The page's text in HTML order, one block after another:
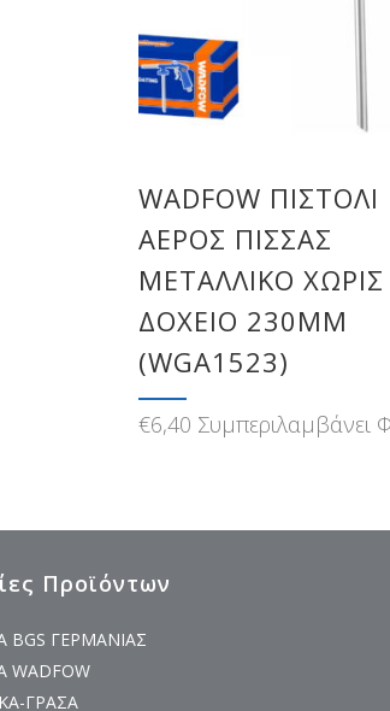
WADFOW ΠΙΣΤΟΛΙ
ΑΕΡΟΣ ΠΙΣΣΑΣ
ΜΕΤΑΛΛΙΚΟ ΧΩΡΙΣ
ΔΟΧΕΙΟ 230MM
(WGA1523)
€6,40 Συμπεριλαμβάνει
Προϊόντων
BGS ΓΕΡΜΑΝΙΑΣ
WADFOW
ΓΡΑΣΑ